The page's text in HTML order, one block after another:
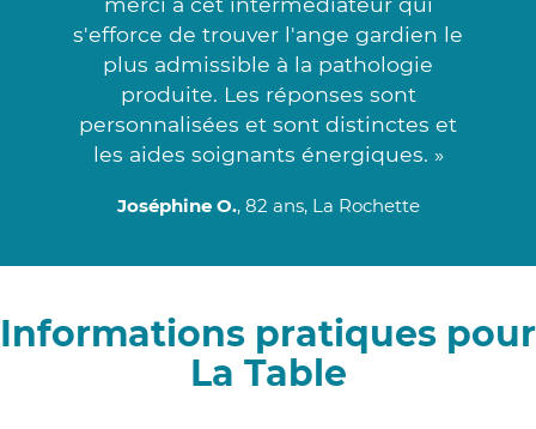
s'efforce de trouver l'ange gardien le
plus admissible à la pathologie
produite. Les réponses sont
personnalisées et sont distinctes et
les aides soignants énergiques. »
Joséphine O., 82 ans, La Rochette
Informations pratiques pour
La Table